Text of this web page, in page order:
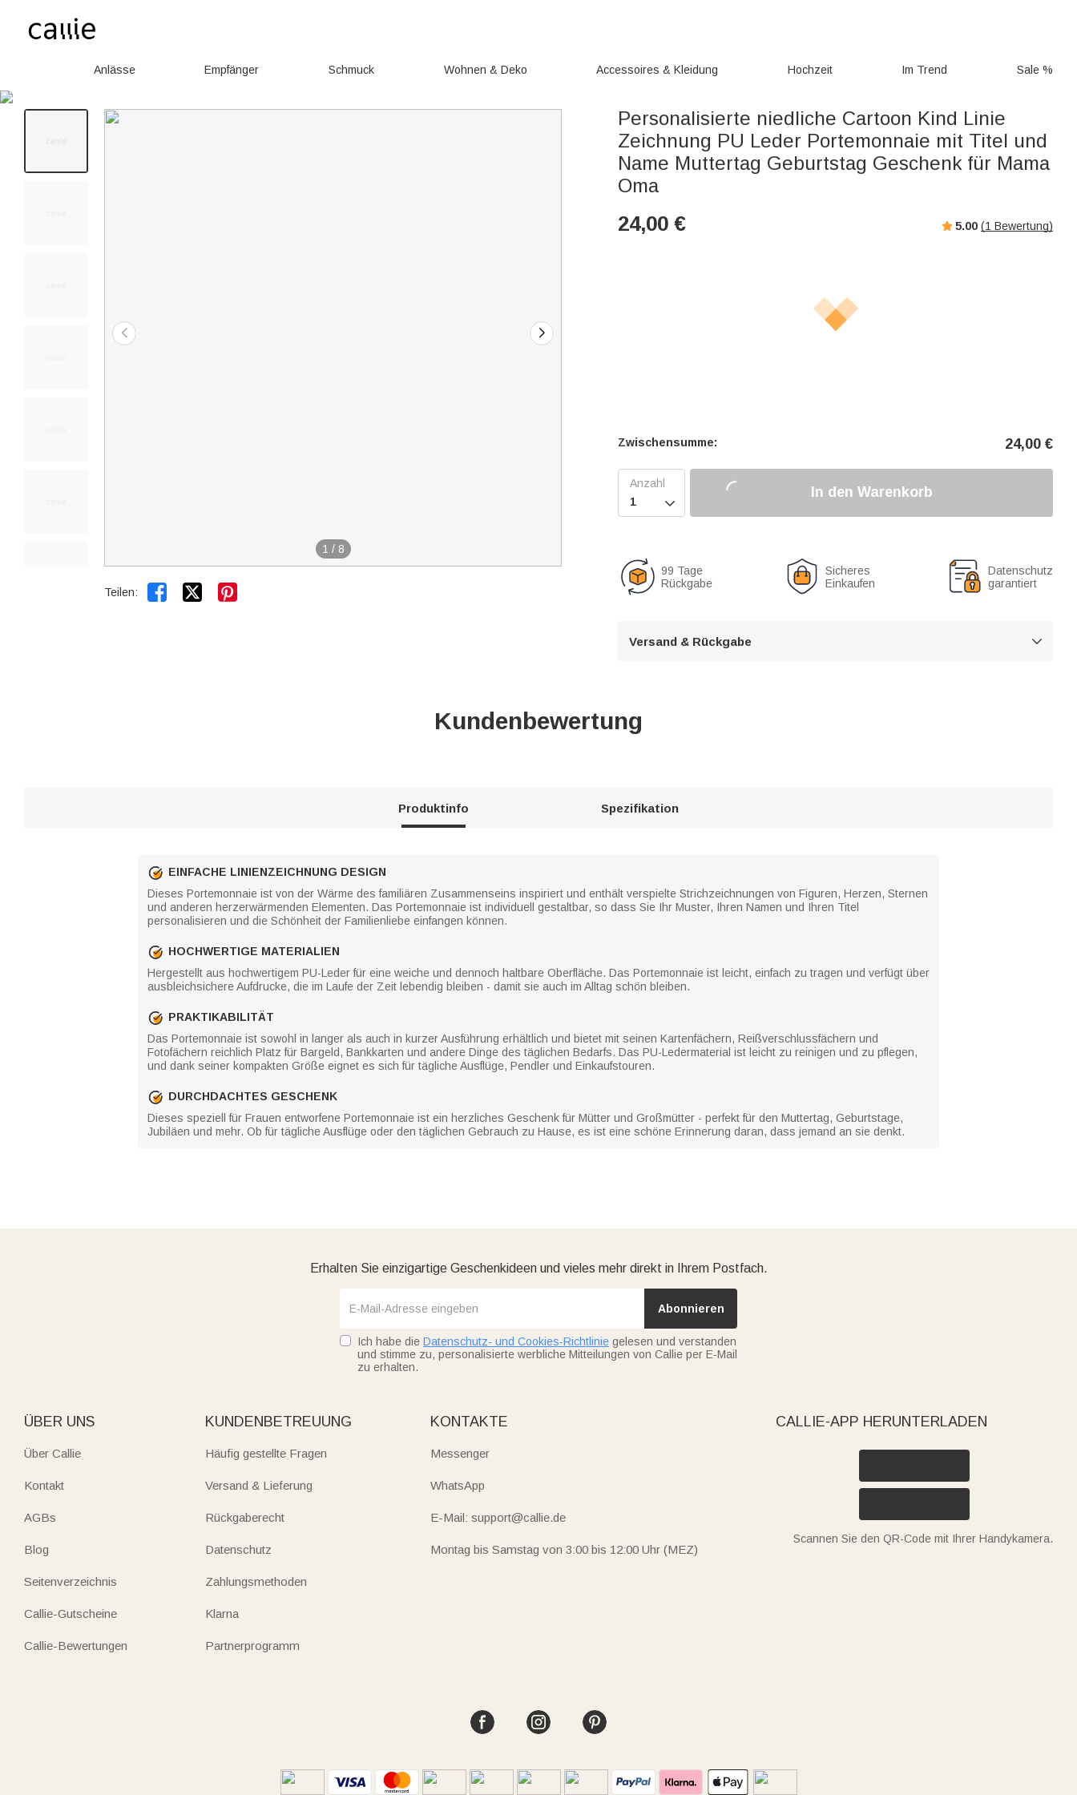
Anlässe Empfänger Schmuck Wohnen & Deko Accessoires & Kleidung Hochzeit Im Trend Sale %
1 / 8
Teilen:  
Personalisierte niedliche Cartoon Kind Linie
Zeichnung PU Leder Portemonnaie mit Titel und
Name Muttertag Geburtstag Geschenk für Mama
Oma
24,00 € 5.00 (1 Bewertung)
Zwischensumme: 24,00 €

In den Warenkorb
99 Tage
Rückgabe
Sicheres
Einkaufen
Datenschutz
garantiert
Versand & Rückgabe 
Kundenbewertung
Produktinfo Spezifikation
EINFACHE LINIENZEICHNUNG DESIGN
Dieses Portemonnaie ist von der Wärme des familiären Zusammenseins inspiriert und enthält verspielte Strichzeichnungen von Figuren, Herzen, Sternen
und anderen herzerwärmenden Elementen. Das Portemonnaie ist individuell gestaltbar, so dass Sie Ihr Muster, Ihren Namen und Ihren Titel
personalisieren und die Schönheit der Familienliebe einfangen können.
HOCHWERTIGE MATERIALIEN
Hergestellt aus hochwertigem PU-Leder für eine weiche und dennoch haltbare Oberfläche. Das Portemonnaie ist leicht, einfach zu tragen und verfügt über
ausbleichsichere Aufdrucke, die im Laufe der Zeit lebendig bleiben - damit sie auch im Alltag schön bleiben.
PRAKTIKABILITÄT
Das Portemonnaie ist sowohl in langer als auch in kurzer Ausführung erhältlich und bietet mit seinen Kartenfächern, Reißverschlussfächern und
Fotofächern reichlich Platz für Bargeld, Bankkarten und andere Dinge des täglichen Bedarfs. Das PU-Ledermaterial ist leicht zu reinigen und zu pflegen,
und dank seiner kompakten Größe eignet es sich für tägliche Ausflüge, Pendler und Einkaufstouren.
DURCHDACHTES GESCHENK
Dieses speziell für Frauen entworfene Portemonnaie ist ein herzliches Geschenk für Mütter und Großmütter - perfekt für den Muttertag, Geburtstage,
Jubiläen und mehr. Ob für tägliche Ausflüge oder den täglichen Gebrauch zu Hause, es ist eine schöne Erinnerung daran, dass jemand an sie denkt.
Erhalten Sie einzigartige Geschenkideen und vieles mehr direkt in Ihrem Postfach.
Abonnieren
Ich habe die Datenschutz- und Cookies-Richtlinie gelesen und verstanden
und stimme zu, personalisierte werbliche Mitteilungen von Callie per E-Mail
zu erhalten.
ÜBER UNS
Über Callie
Kontakt
AGBs
Blog
Seitenverzeichnis
Callie-Gutscheine
Callie-Bewertungen
KUNDENBETREUUNG
Häufig gestellte Fragen
Versand & Lieferung
Rückgaberecht
Datenschutz
Zahlungsmethoden
Klarna
Partnerprogramm
KONTAKTE
Messenger
WhatsApp
E-Mail: support@callie.de
Montag bis Samstag von 3:00 bis 12:00 Uhr (MEZ)
CALLIE-APP HERUNTERLADEN
Scannen Sie den QR-Code mit Ihrer Handykamera.